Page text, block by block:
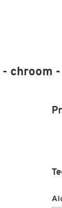
chroom